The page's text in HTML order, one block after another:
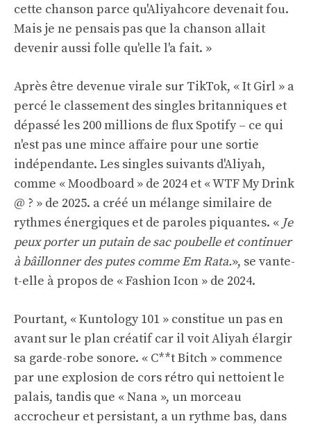
cette chanson parce qu'Aliyahcore devenait fou.
Mais je ne pensais pas que la chanson allait
devenir aussi folle qu'elle l'a fait. »
Après être devenue virale sur TikTok, « It Girl » a
percé le classement des singles britanniques et
dépassé les 200 millions de flux Spotify – ce qui
n'est pas une mince affaire pour une sortie
indépendante. Les singles suivants d'Aliyah,
comme « Moodboard » de 2024 et « WTF My Drink
@ ? » de 2025. a créé un mélange similaire de
rythmes énergiques et de paroles piquantes. « Je
peux porter un putain de sac poubelle et continuer
à bâillonner des putes comme Em Rata.», se vante-
t-elle à propos de « Fashion Icon » de 2024.
Pourtant, « Kuntology 101 » constitue un pas en
avant sur le plan créatif car il voit Aliyah élargir
sa garde-robe sonore. « C**t Bitch » commence
par une explosion de cors rétro qui nettoient le
palais, tandis que « Nana », un morceau
accrocheur et persistant, a un rythme bas, dans